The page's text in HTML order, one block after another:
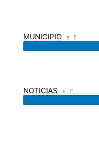
MUNICIPIO
NOTICIAS